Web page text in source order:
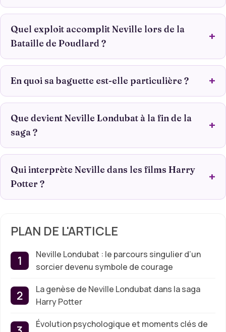
Quel exploit accomplit Neville lors de la
Bataille de Poudlard ?
En quoi sa baguette est-elle particulière ?
Que devient Neville Londubat à la fin de la
saga ?
Qui interprète Neville dans les films Harry
Potter ?
PLAN DE L'ARTICLE
Neville Londubat : le parcours singulier d’un
sorcier devenu symbole de courage
La genèse de Neville Londubat dans la saga
Harry Potter
Évolution psychologique et moments clés de